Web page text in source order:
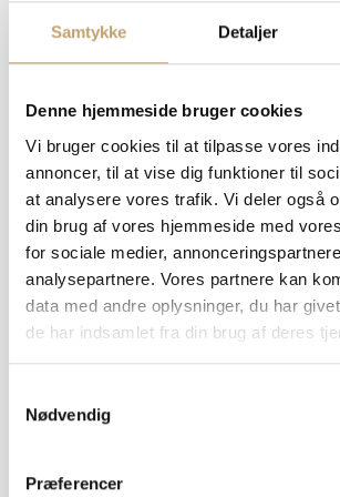
Samtykke Detaljer
Denne hjemmeside bruger cookies
Vi bruger cookies til at tilpasse vores
annoncer, til at vise dig funktioner til
at analysere vores trafik. Vi deler også
din brug af vores hjemmeside med
for sociale medier,
analysepartnere. Vores partnere kan
data med andre oplysninger, du har
de har indsamlet fra din brug af deres
Nødvendig
Præferencer
Angiv m²
Medregn spild (10%)
Læg i tilbudskurv
Dette er ikke en traditionel webshop,
ikke køber noget endeligt.
Du vælger dine ønskede produkter og
bestillingen. Vi kontakter dig herefter
tilbud, information om leveringstider og
2. Udfyld og afsend din henvendelse til os